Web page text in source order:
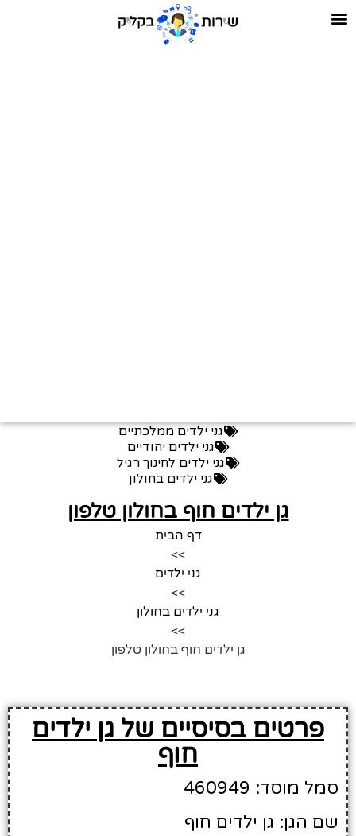
גני ילדים ממלכתיים
גני ילדים יהודיים
גני ילדים לחינוך רגיל
גני ילדים בחולון
גן ילדים חוף בחולון טלפון
דף הבית
>>
גני ילדים
>>
גני ילדים בחולון
>>
גן ילדים חוף בחולון טלפון
פרטים בסיסיים של גן ילדים
חוף
סמל מוסד: 460949
שם הגן: גן ילדים חוף